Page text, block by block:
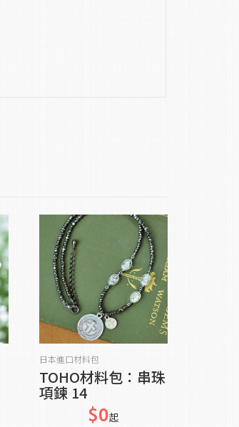
貨到通知我
日本進口材料包
TOHO材料包：串珠
項鍊 14
$0起